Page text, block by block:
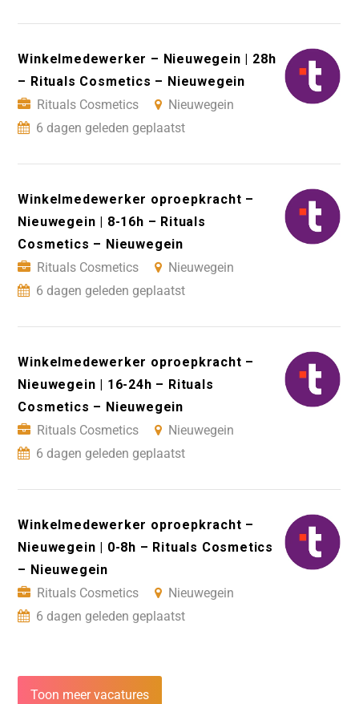
Winkelmedewerker – Nieuwegein | 28h
– Rituals Cosmetics – Nieuwegein
Rituals Cosmetics
Nieuwegein
6 dagen geleden geplaatst
Winkelmedewerker oproepkracht –
Nieuwegein | 8-16h – Rituals
Cosmetics – Nieuwegein
Rituals Cosmetics
Nieuwegein
6 dagen geleden geplaatst
Winkelmedewerker oproepkracht –
Nieuwegein | 16-24h – Rituals
Cosmetics – Nieuwegein
Rituals Cosmetics
Nieuwegein
6 dagen geleden geplaatst
Winkelmedewerker oproepkracht –
Nieuwegein | 0-8h – Rituals Cosmetics
– Nieuwegein
Rituals Cosmetics
Nieuwegein
6 dagen geleden geplaatst
Toon meer vacatures